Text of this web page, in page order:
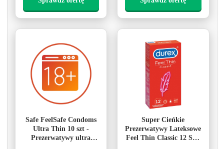
Safe FeelSafe Condoms
Ultra Thin 10 szt -
Prezerwatywy ultra
Super Cieńkie
Prezerwatywy Lateksowe
Feel Thin Classic 12 Szt.